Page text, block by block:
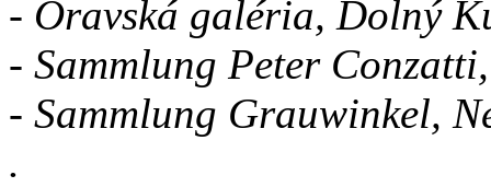
- Oravská galéria, Dolný
- Sammlung Peter
- Sammlung Grauwinkel,
.